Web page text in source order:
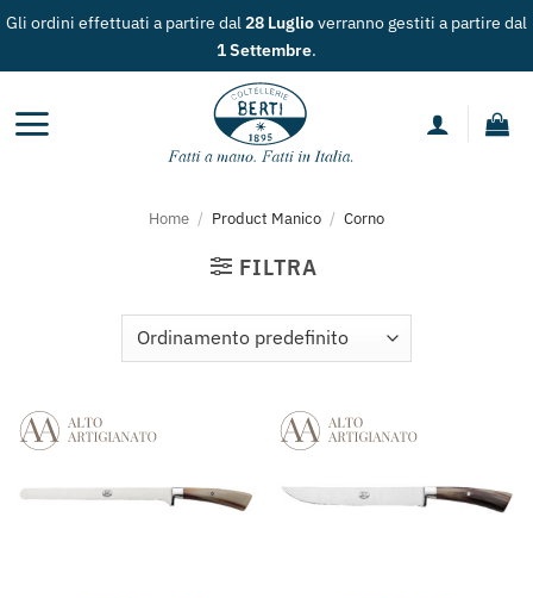
Salta
verranno gestiti a partire dal
Spedizione gratuita